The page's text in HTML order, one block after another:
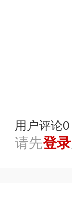
用户评论0
请先登录